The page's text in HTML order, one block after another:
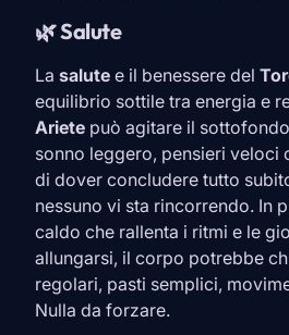
🌿 Salute
La salute e il benessere del
equilibrio sottile tra energia e
Ariete può agitare il
sonno leggero, pensieri veloci
di dover concludere tutto
nessuno vi sta rincorrendo. In
caldo che rallenta i ritmi e le
allungarsi, il corpo potrebbe
regolari, pasti semplici,
Nulla da forzare.